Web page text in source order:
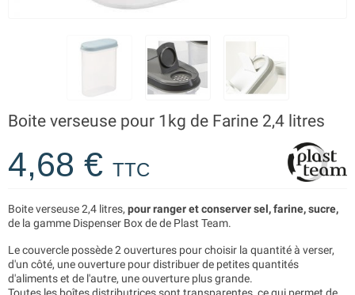
Boite verseuse pour 1kg de Farine 2,4 litres
4,68 € TTC
Boite verseuse 2,4 litres, pour ranger et conserver sel, farine, sucre,
de la gamme Dispenser Box de de Plast Team.
Le couvercle possède 2 ouvertures pour choisir la quantité à verser,
d'un côté, une ouverture pour distribuer de petites quantités
d'aliments et de l'autre, une ouverture plus grande.